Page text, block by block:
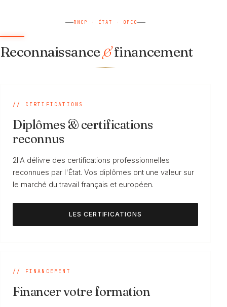
RNCP · ÉTAT · OPCO
Reconnaissance&financement
// CERTIFICATIONS
Diplômes & certifications
reconnus
2IIA délivre des certifications professionnelles
reconnues par l'État. Vos diplômes ont une valeur sur
le marché du travail français et européen.
LES CERTIFICATIONS
// FINANCEMENT
Financer votre formation